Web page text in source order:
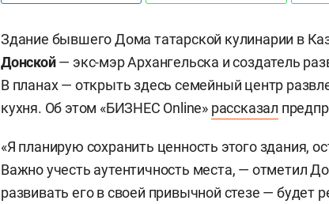
Здание бывшего Дома татарской кулинарии в
Донской— экс-мэр Архангельска и создатель
В планах — открыть здесь семейный центр
кухня. Об этом «БИЗНЕС Online» рассказал
«Я планирую сохранить ценность этого здания,
Важно учесть аутентичность места, — отметил
развивать его в своей привычной стезе — будет